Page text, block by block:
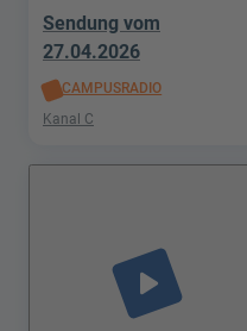
Sendung vom
27.04.2026
CAMPUSRADIO
Kanal C
play_arrow